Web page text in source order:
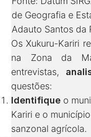
de Geografia e
Adauto Santos da
Os Xukuru-Kariri
na Zona da
entrevistas,
questões:
Identifique o
Kariri e o
sanzonal agrícola.